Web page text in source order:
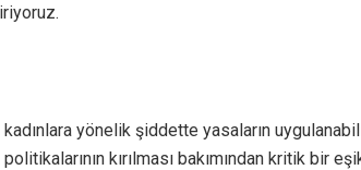
kadınlara yönelik şiddette yasaların
politikalarının kırılması bakımından kritik bir